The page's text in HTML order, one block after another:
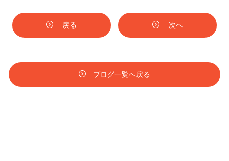
戻る 次へ
ブログ一覧へ戻る